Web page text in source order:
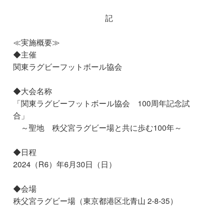
記
≪実施概要≫
◆主催
関東ラグビーフットボール協会
◆大会名称
「関東ラグビーフットボール協会 100周年記念試
合」
～聖地 秩父宮ラグビー場と共に歩む100年～
◆日程
2024（R6）年6月30日（日）
◆会場
秩父宮ラグビー場（東京都港区北青山 2-8-35）